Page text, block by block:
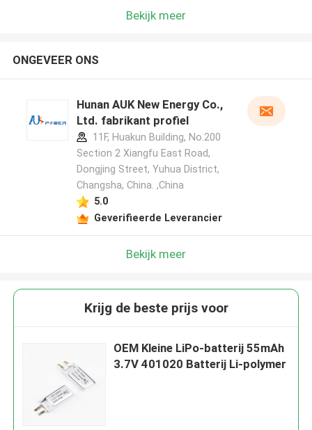
Bekijk meer
ONGEVEER ONS
Hunan AUK New Energy Co.,
Ltd. fabrikant profiel
11F, Huakun Building, No.200
Section 2 Xiangfu East Road,
Dongjing Street, Yuhua District,
Changsha, China. ,China
5.0
Geverifieerde Leverancier
Bekijk meer
Krijg de beste prijs voor
OEM Kleine LiPo-batterij 55mAh
3.7V 401020 Batterij Li-polymer